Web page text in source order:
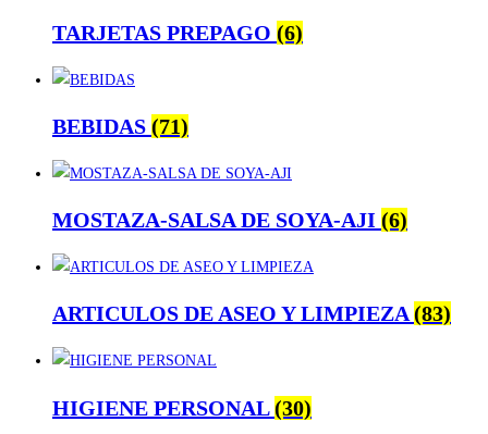
TARJETAS PREPAGO (6)
BEBIDAS (71)
MOSTAZA-SALSA DE SOYA-AJI (6)
ARTICULOS DE ASEO Y LIMPIEZA(83)
HIGIENE PERSONAL(30)